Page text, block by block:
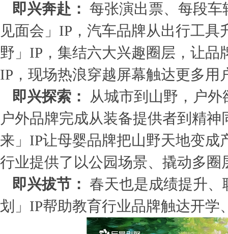
即兴奔赴： 每张演出票、每段
见面会」IP，汽车品牌从出行工
野」IP，集结六大兴趣圈层，让
IP，现场热浪穿越屏幕触达更多
即兴探索：
从城市到山野，户
户外品牌完成从装备提供者到精
来」IP让母婴品牌把山野天地变
行业提供了以公园场景、撬动多
即兴拔节： 春天也是成绩提升
划」IP帮助教育行业品牌触达开